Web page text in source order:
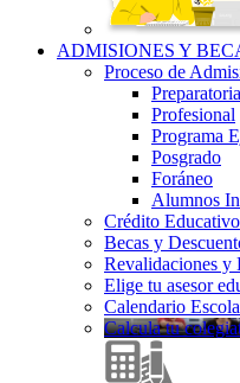
ADMISIONES Y
Proceso de
Preparatoria
Profesional
Programa
Posgrado
Foráneo
Alumnos
Crédito Educativo
Becas y
Revalidaciones y
Elige tu asesor
Calendario
Calcula tu